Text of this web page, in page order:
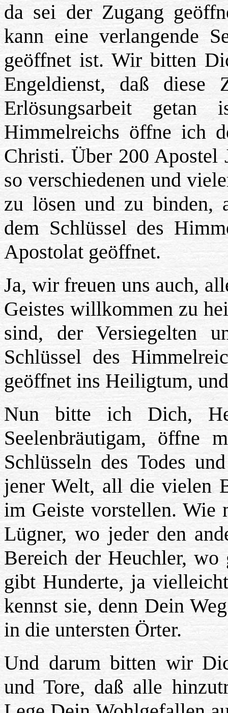
da sei der Zugang
kann eine verlangende
geöffnet ist. Wir bitten
Engeldienst, daß diese
Erlösungsarbeit
Himmelreichs öffne ich
Christi. Über 200
so verschiedenen und
zu lösen und zu
dem Schlüssel des
Apostolat geöffnet.
Ja, wir freuen uns auch,
Geistes willkommen zu
sind, der Versiegelten
Schlüssel des
geöffnet ins Heiligtum,
Nun bitte ich Dich,
Seelenbräutigam, öffne
Schlüsseln des Todes
jener Welt, all die vielen
im Geiste vorstellen. Wie
Lügner, wo jeder den
Bereich der Heuchler,
gibt Hunderte, ja
kennst sie, denn Dein
in die untersten Örter.
Und darum bitten wir
und Tore, daß alle